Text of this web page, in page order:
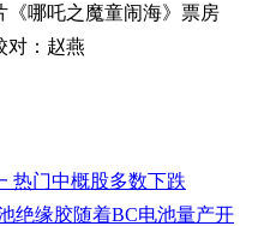
《哪吒之魔童闹海》票房
对：赵燕
热门中概股多数下跌
绝缘胶随着BC电池量产开